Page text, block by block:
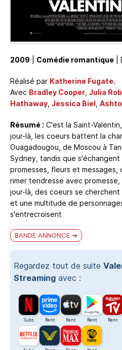
2009 Comédie romantique |
Réalisé par Katherine Fugate.
Avec Bradley Cooper, Julia
Hathaway, Jessica Biel,
Résumé : C'est la Saint-
jour-là, les coeurs battent la
Ouagadougou, de Moscou à
Sydney, tandis que
promesses, fleurs et
rimer tendresse avec
jour-là, des coeurs se
et une multitude de
s'entrecroisent
BANDE ANNONCE
Regardez tout de suite
Streaming avec :